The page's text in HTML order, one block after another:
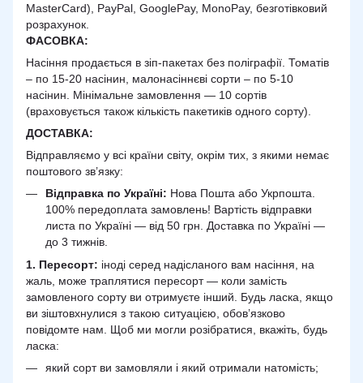
MasterCard), PayPal, GooglePay, MonoPay, безготівковий
розрахунок.
ФАСОВКА:
Насіння продається в зіп-пакетах без поліграфії. Томатів
– по 15-20 насінин, малонасіннєві сорти – по 5-10
насінин. Мінімальне замовлення — 10 сортів
(враховується також кількість пакетиків одного сорту).
ДОСТАВКА:
Відправляємо у всі країни світу, окрім тих, з якими немає
поштового зв’язку:
Відправка по Україні: Нова Пошта або Укрпошта.
100% передоплата замовлень! Вартість відправки
листа по Україні — від 50 грн. Доставка по Україні —
до 3 тижнів.
1. Пересорт: іноді серед надісланого вам насіння, на
жаль, може траплятися пересорт — коли замість
замовленого сорту ви отримуєте інший. Будь ласка, якщо
ви зіштовхнулися з такою ситуацією, обов’язково
повідомте нам. Щоб ми могли розібратися, вкажіть, будь
ласка:
який сорт ви замовляли і який отримали натомість;